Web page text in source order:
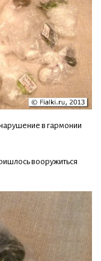
в гармонии
вооружиться